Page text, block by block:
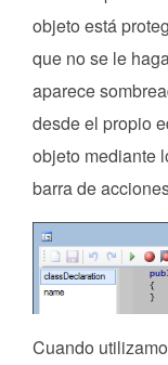
objeto está
que no se le
aparece
desde el propio
objeto mediante
barra de
Cuando